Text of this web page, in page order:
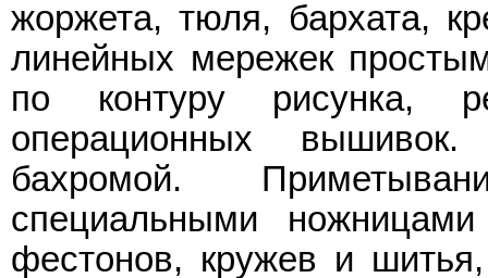
жоржета, тюля, бархата,
линейных мережек
по контуру рисунка,
операционных
бахромой.
специальными
фестонов, кружев и